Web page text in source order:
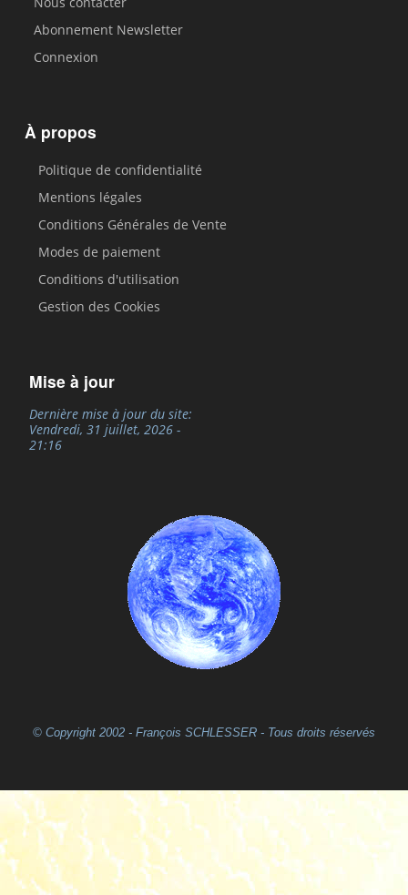
Abonnement Newsletter
Connexion
À propos
Politique de confidentialité
Mentions légales
Conditions Générales de Vente
Modes de paiement
Conditions d'utilisation
Gestion des Cookies
Mise à jour
Dernière mise à jour du site:
Vendredi, 31 juillet, 2026 -
21:16
© Copyright 2002 - François SCHLESSER - Tous droits réservés